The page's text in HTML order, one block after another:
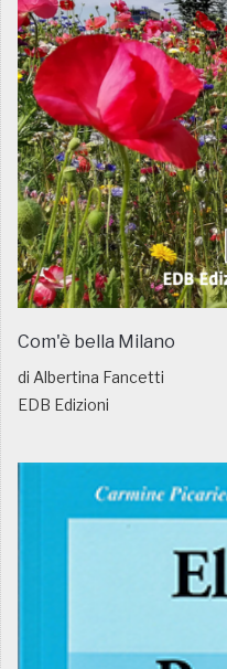
Com'è bella Milano
di Albertina Fancetti
EDB Edizioni